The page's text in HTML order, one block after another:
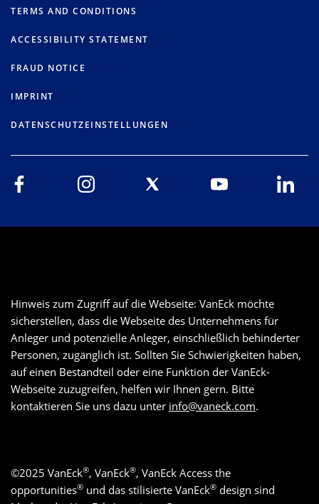
TERMS AND CONDITIONS
ACCESSIBILITY STATEMENT
FRAUD NOTICE
IMPRINT
DATENSCHUTZEINSTELLUNGEN
Hinweis zum Zugriff auf die Webseite: VanEck möchte
sicherstellen, dass die Webseite des Unternehmens für
Anleger und potenzielle Anleger, einschließlich behinderter
Personen, zugänglich ist. Sollten Sie Schwierigkeiten haben,
auf einen Bestandteil oder eine Funktion der VanEck-
Webseite zuzugreifen, helfen wir Ihnen gern. Bitte
kontaktieren Sie uns dazu unter info@vaneck.com.
©2025 VanEck®, VanEck®, VanEck Access the
opportunities® und das stilisierte VanEck® design sind